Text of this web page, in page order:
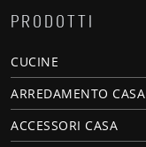
PRODOTTI
CUCINE
ARREDAMENTO CASA
ACCESSORI CASA